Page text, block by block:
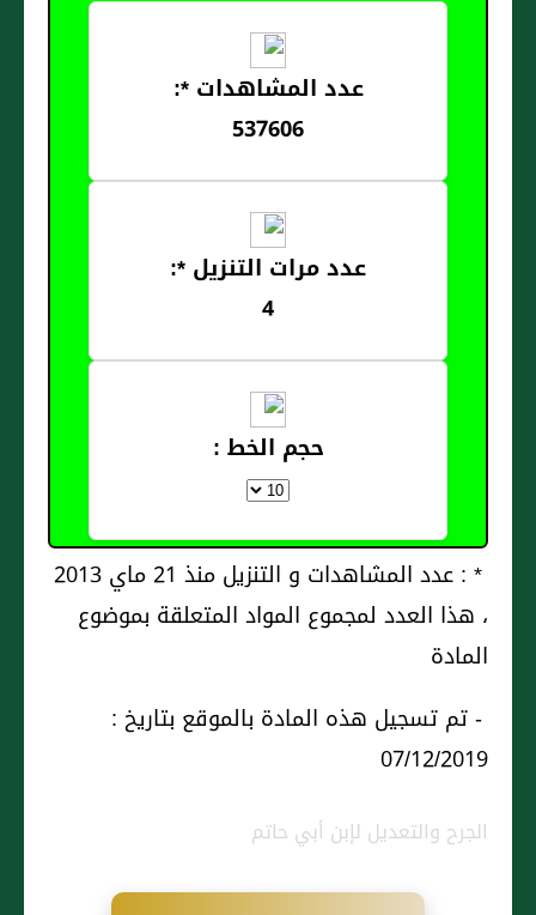
عدد المشاهدات *:
537606
عدد مرات التنزيل *:
4
حجم الخط :
* : عدد المشاهدات و التنزيل منذ 21 ماي 2013
، هذا العدد لمجموع المواد المتعلقة بموضوع
المادة
- تم تسجيل هذه المادة بالموقع بتاريخ :
07/12/2019
الجرح والتعديل لإبن أبي حاتم